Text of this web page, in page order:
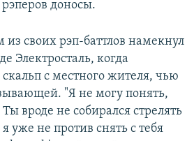
доносы.
из своих рэп-баттлов намекнул
Электросталь, когда
с местного жителя, чью
"Я не могу понять,
вроде не собирался стрелять
уже не против снять с тебя